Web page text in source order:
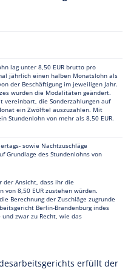
lag unter 8,50 EUR brutto pro
jährlich einen halben Monatslohn als
der Beschäftigung im jeweiligen Jahr.
wurden die Modalitäten geändert.
vereinbart, die Sonderzahlungen auf
ein Zwölftel auszuzahlen. Mit
Stundenlohn von mehr als 8,50 EUR.
sowie Nachtzuschläge
Grundlage des Stundenlohns von
der Ansicht, dass ihr die
von 8,50 EUR zustehen würden.
Berechnung der Zuschläge zugrunde
Berlin-Brandenburg indes
zwar zu Recht, wie das
erfüllt der